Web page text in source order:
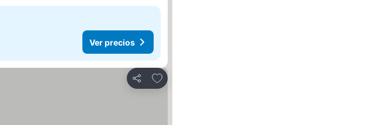
Ver precios
Compartir
Agregar a favoritos